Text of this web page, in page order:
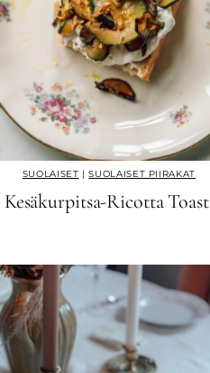
SUOLAISET |SUOLAISET PIIRAKAT
Kesäkurpitsa-Ricotta Toast